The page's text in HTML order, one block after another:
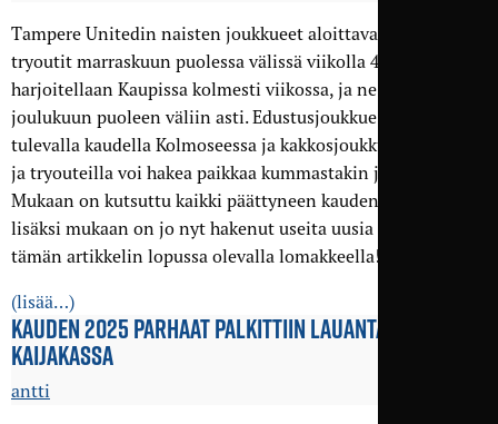
Tampere Unitedin naisten joukkueet aloittavat yhteiset
tryoutit marraskuun puolessa välissä viikolla 47. Tryouteilla
harjoitellaan Kaupissa kolmesti viikossa, ja ne jatkuvat
joulukuun puoleen väliin asti. Edustusjoukkue pelaa
tulevalla kaudella Kolmoseessa ja kakkosjoukkue Nelosessa,
ja tryouteilla voi hakea paikkaa kummastakin joukkueesta.
Mukaan on kutsuttu kaikki päättyneen kauden pelaajat, ja
lisäksi mukaan on jo nyt hakenut useita uusia pelaajia. Hae
tämän artikkelin lopussa olevalla lomakkeella!
(lisää…)
KAUDEN 2025 PARHAAT PALKITTIIN LAUANTAINA
KAIJAKASSA
antti